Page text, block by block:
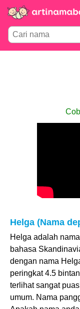
Helga (Nama
Helga adalah
bahasa
dengan nama
peringkat 4.5
terlihat sangat
umum. Nama